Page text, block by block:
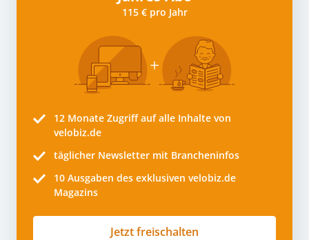
115 € pro Jahr
12 Monate Zugriff auf alle Inhalte von
velobiz.de
täglicher Newsletter mit Brancheninfos
10 Ausgaben des exklusiven velobiz.de
Magazins
Jetzt freischalten